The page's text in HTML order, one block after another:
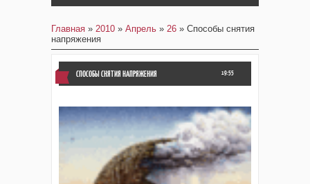
Главная » 2010 » Апрель » 26 » Способы снятия
напряжения
19:55
СПОСОБЫ СНЯТИЯ НАПРЯЖЕНИЯ